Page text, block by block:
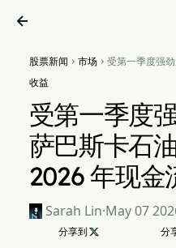

股票新闻  市场 受第一季度强
收益
受第一季度
萨巴斯卡石
2026 年现金
Sarah Lin·May 07
分享到  分